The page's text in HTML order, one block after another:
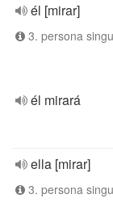
él [mirar]
3. persona
él mirará
ella [mirar]
3. persona